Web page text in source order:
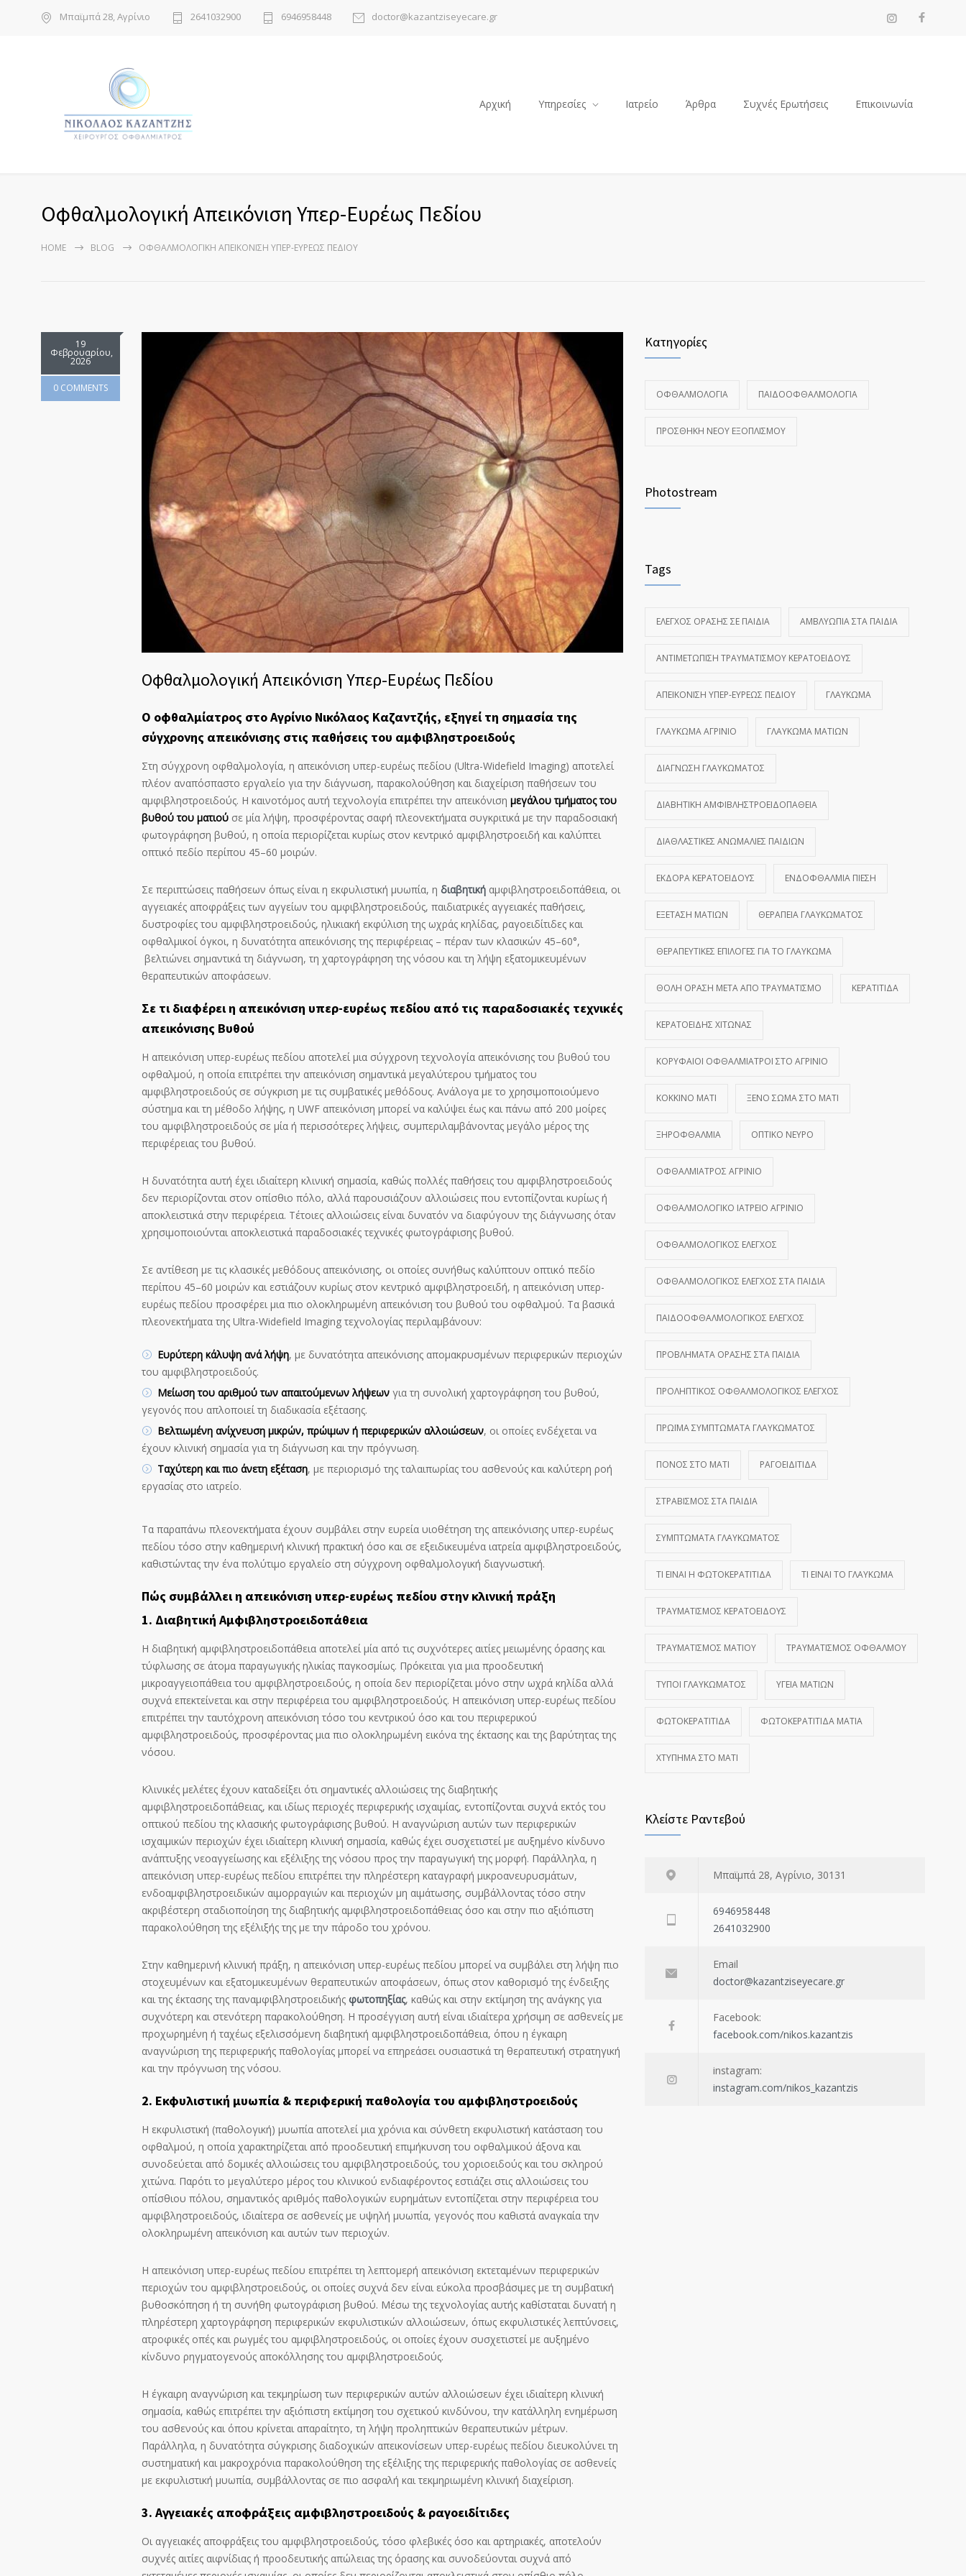
Μπαϊμπά 28, Αγρίνιο 2641032900 6946958448 doctor@kazantziseyecare.gr
Αρχική Υπηρεσίες Ιατρείο Άρθρα Συχνές Ερωτήσεις Επικοινωνία
Οφθαλμολογική Απεικόνιση Υπερ-Ευρέως Πεδίου
HOME BLOG ΟΦΘΑΛΜΟΛΟΓΙΚΉ ΑΠΕΙΚΌΝΙΣΗ ΥΠΕΡ-ΕΥΡΈΩΣ ΠΕΔΊΟΥ
19
Φεβρουαρίου,
2026
0 COMMENTS
Οφθαλμολογική Απεικόνιση Υπερ-Ευρέως Πεδίου
Ο οφθαλμίατρος στο Αγρίνιο Νικόλαος Καζαντζής, εξηγεί τη σημασία της
σύγχρονης απεικόνισης στις παθήσεις του αμφιβληστροειδούς
Στη σύγχρονη οφθαλμολογία, η απεικόνιση υπερ-ευρέως πεδίου (Ultra-Widefield Imaging) αποτελεί
πλέον αναπόσπαστο εργαλείο για την διάγνωση, παρακολούθηση και διαχείριση παθήσεων του
αμφιβληστροειδούς. Η καινοτόμος αυτή τεχνολογία επιτρέπει την απεικόνιση μεγάλου τμήματος του
βυθού του ματιού σε μία λήψη, προσφέροντας σαφή πλεονεκτήματα συγκριτικά με την παραδοσιακή
φωτογράφηση βυθού, η οποία περιορίζεται κυρίως στον κεντρικό αμφιβληστροειδή και καλύπτει
οπτικό πεδίο περίπου 45–60 μοιρών.
Σε περιπτώσεις παθήσεων όπως είναι η εκφυλιστική μυωπία, η διαβητική αμφιβληστροειδοπάθεια, οι
αγγειακές αποφράξεις των αγγείων του αμφιβληστροειδούς, παιδιατρικές αγγειακές παθήσεις,
δυστροφίες του αμφιβληστροειδούς, ηλικιακή εκφύλιση της ωχράς κηλίδας, ραγοειδίτιδες και
οφθαλμικοί όγκοι, η δυνατότητα απεικόνισης της περιφέρειας – πέραν των κλασικών 45–60°,
βελτιώνει σημαντικά τη διάγνωση, τη χαρτογράφηση της νόσου και τη λήψη εξατομικευμένων
θεραπευτικών αποφάσεων.
Σε τι διαφέρει η απεικόνιση υπερ-ευρέως πεδίου από τις παραδοσιακές τεχνικές
απεικόνισης Βυθού
Η απεικόνιση υπερ-ευρέως πεδίου αποτελεί μια σύγχρονη τεχνολογία απεικόνισης του βυθού του
οφθαλμού, η οποία επιτρέπει την απεικόνιση σημαντικά μεγαλύτερου τμήματος του
αμφιβληστροειδούς σε σύγκριση με τις συμβατικές μεθόδους. Ανάλογα με το χρησιμοποιούμενο
σύστημα και τη μέθοδο λήψης, η UWF απεικόνιση μπορεί να καλύψει έως και πάνω από 200 μοίρες
του αμφιβληστροειδούς σε μία ή περισσότερες λήψεις, συμπεριλαμβάνοντας μεγάλο μέρος της
περιφέρειας του βυθού.
Η δυνατότητα αυτή έχει ιδιαίτερη κλινική σημασία, καθώς πολλές παθήσεις του αμφιβληστροειδούς
δεν περιορίζονται στον οπίσθιο πόλο, αλλά παρουσιάζουν αλλοιώσεις που εντοπίζονται κυρίως ή
αποκλειστικά στην περιφέρεια. Τέτοιες αλλοιώσεις είναι δυνατόν να διαφύγουν της διάγνωσης όταν
χρησιμοποιούνται αποκλειστικά παραδοσιακές τεχνικές φωτογράφισης βυθού.
Σε αντίθεση με τις κλασικές μεθόδους απεικόνισης, οι οποίες συνήθως καλύπτουν οπτικό πεδίο
περίπου 45–60 μοιρών και εστιάζουν κυρίως στον κεντρικό αμφιβληστροειδή, η απεικόνιση υπερ-
ευρέως πεδίου προσφέρει μια πιο ολοκληρωμένη απεικόνιση του βυθού του οφθαλμού. Τα βασικά
πλεονεκτήματα της Ultra-Widefield Imaging τεχνολογίας περιλαμβάνουν:
Ευρύτερη κάλυψη ανά λήψη, με δυνατότητα απεικόνισης απομακρυσμένων περιφερικών περιοχών
του αμφιβληστροειδούς.
Μείωση του αριθμού των απαιτούμενων λήψεων για τη συνολική χαρτογράφηση του βυθού,
γεγονός που απλοποιεί τη διαδικασία εξέτασης.
Βελτιωμένη ανίχνευση μικρών, πρώιμων ή περιφερικών αλλοιώσεων, οι οποίες ενδέχεται να
έχουν κλινική σημασία για τη διάγνωση και την πρόγνωση.
Ταχύτερη και πιο άνετη εξέταση, με περιορισμό της ταλαιπωρίας του ασθενούς και καλύτερη ροή
εργασίας στο ιατρείο.
Τα παραπάνω πλεονεκτήματα έχουν συμβάλει στην ευρεία υιοθέτηση της απεικόνισης υπερ-ευρέως
πεδίου τόσο στην καθημερινή κλινική πρακτική όσο και σε εξειδικευμένα ιατρεία αμφιβληστροειδούς,
καθιστώντας την ένα πολύτιμο εργαλείο στη σύγχρονη οφθαλμολογική διαγνωστική.
Πώς συμβάλλει η απεικόνιση υπερ-ευρέως πεδίου στην κλινική πράξη
1. Διαβητική Αμφιβληστροειδοπάθεια
Η διαβητική αμφιβληστροειδοπάθεια αποτελεί μία από τις συχνότερες αιτίες μειωμένης όρασης και
τύφλωσης σε άτομα παραγωγικής ηλικίας παγκοσμίως. Πρόκειται για μια προοδευτική
μικροαγγειοπάθεια του αμφιβληστροειδούς, η οποία δεν περιορίζεται μόνο στην ωχρά κηλίδα αλλά
συχνά επεκτείνεται και στην περιφέρεια του αμφιβληστροειδούς. Η απεικόνιση υπερ-ευρέως πεδίου
επιτρέπει την ταυτόχρονη απεικόνιση τόσο του κεντρικού όσο και του περιφερικού
αμφιβληστροειδούς, προσφέροντας μια πιο ολοκληρωμένη εικόνα της έκτασης και της βαρύτητας της
νόσου.
Κλινικές μελέτες έχουν καταδείξει ότι σημαντικές αλλοιώσεις της διαβητικής
αμφιβληστροειδοπάθειας, και ιδίως περιοχές περιφερικής ισχαιμίας, εντοπίζονται συχνά εκτός του
οπτικού πεδίου της κλασικής φωτογράφισης βυθού. Η αναγνώριση αυτών των περιφερικών
ισχαιμικών περιοχών έχει ιδιαίτερη κλινική σημασία, καθώς έχει συσχετιστεί με αυξημένο κίνδυνο
ανάπτυξης νεοαγγείωσης και εξέλιξης της νόσου προς την παραγωγική της μορφή. Παράλληλα, η
απεικόνιση υπερ-ευρέως πεδίου επιτρέπει την πληρέστερη καταγραφή μικροανευρυσμάτων,
ενδοαμφιβληστροειδικών αιμορραγιών και περιοχών μη αιμάτωσης, συμβάλλοντας τόσο στην
ακριβέστερη σταδιοποίηση της διαβητικής αμφιβληστροειδοπάθειας όσο και στην πιο αξιόπιστη
παρακολούθηση της εξέλιξής της με την πάροδο του χρόνου.
Στην καθημερινή κλινική πράξη, η απεικόνιση υπερ-ευρέως πεδίου μπορεί να συμβάλει στη λήψη πιο
στοχευμένων και εξατομικευμένων θεραπευτικών αποφάσεων, όπως στον καθορισμό της ένδειξης
και της έκτασης της παναμφιβληστροειδικής φωτοπηξίας, καθώς και στην εκτίμηση της ανάγκης για
συχνότερη και στενότερη παρακολούθηση. Η προσέγγιση αυτή είναι ιδιαίτερα χρήσιμη σε ασθενείς με
προχωρημένη ή ταχέως εξελισσόμενη διαβητική αμφιβληστροειδοπάθεια, όπου η έγκαιρη
αναγνώριση της περιφερικής παθολογίας μπορεί να επηρεάσει ουσιαστικά τη θεραπευτική στρατηγική
και την πρόγνωση της νόσου.
2. Εκφυλιστική μυωπία & περιφερική παθολογία του αμφιβληστροειδούς
Η εκφυλιστική (παθολογική) μυωπία αποτελεί μια χρόνια και σύνθετη εκφυλιστική κατάσταση του
οφθαλμού, η οποία χαρακτηρίζεται από προοδευτική επιμήκυνση του οφθαλμικού άξονα και
συνοδεύεται από δομικές αλλοιώσεις του αμφιβληστροειδούς, του χοριοειδούς και του σκληρού
χιτώνα. Παρότι το μεγαλύτερο μέρος του κλινικού ενδιαφέροντος εστιάζει στις αλλοιώσεις του
οπίσθιου πόλου, σημαντικός αριθμός παθολογικών ευρημάτων εντοπίζεται στην περιφέρεια του
αμφιβληστροειδούς, ιδιαίτερα σε ασθενείς με υψηλή μυωπία, γεγονός που καθιστά αναγκαία την
ολοκληρωμένη απεικόνιση και αυτών των περιοχών.
Η απεικόνιση υπερ-ευρέως πεδίου επιτρέπει τη λεπτομερή απεικόνιση εκτεταμένων περιφερικών
περιοχών του αμφιβληστροειδούς, οι οποίες συχνά δεν είναι εύκολα προσβάσιμες με τη συμβατική
βυθοσκόπηση ή τη συνήθη φωτογράφιση βυθού. Μέσω της τεχνολογίας αυτής καθίσταται δυνατή η
πληρέστερη χαρτογράφηση περιφερικών εκφυλιστικών αλλοιώσεων, όπως εκφυλιστικές λεπτύνσεις,
ατροφικές οπές και ρωγμές του αμφιβληστροειδούς, οι οποίες έχουν συσχετιστεί με αυξημένο
κίνδυνο ρηγματογενούς αποκόλλησης του αμφιβληστροειδούς.
Η έγκαιρη αναγνώριση και τεκμηρίωση των περιφερικών αυτών αλλοιώσεων έχει ιδιαίτερη κλινική
σημασία, καθώς επιτρέπει την αξιόπιστη εκτίμηση του σχετικού κινδύνου, την κατάλληλη ενημέρωση
του ασθενούς και όπου κρίνεται απαραίτητο, τη λήψη προληπτικών θεραπευτικών μέτρων.
Παράλληλα, η δυνατότητα σύγκρισης διαδοχικών απεικονίσεων υπερ-ευρέως πεδίου διευκολύνει τη
συστηματική και μακροχρόνια παρακολούθηση της εξέλιξης της περιφερικής παθολογίας σε ασθενείς
με εκφυλιστική μυωπία, συμβάλλοντας σε πιο ασφαλή και τεκμηριωμένη κλινική διαχείριση.
3. Αγγειακές αποφράξεις αμφιβληστροειδούς & ραγοειδίτιδες
Οι αγγειακές αποφράξεις του αμφιβληστροειδούς, τόσο φλεβικές όσο και αρτηριακές, αποτελούν
συχνές αιτίες αιφνίδιας ή προοδευτικής απώλειας της όρασης και συνοδεύονται συχνά από
Κατηγορίες
ΟΦΘΑΛΜΟΛΟΓΊΑ ΠΑΙΔΟΟΦΘΑΛΜΟΛΟΓΊΑ
ΠΡΟΣΘΉΚΗ ΝΈΟΥ ΕΞΟΠΛΙΣΜΟΎ
Photostream
Tags
ΈΛΕΓΧΟΣ ΌΡΑΣΗΣ ΣΕ ΠΑΙΔΙΆ ΑΜΒΛΥΩΠΊΑ ΣΤΑ ΠΑΙΔΙΆ
ΑΝΤΙΜΕΤΏΠΙΣΗ ΤΡΑΥΜΑΤΙΣΜΟΎ ΚΕΡΑΤΟΕΙΔΟΎΣ
ΑΠΕΙΚΌΝΙΣΗ ΥΠΕΡ-ΕΥΡΈΩΣ ΠΕΔΊΟΥ ΓΛΑΎΚΩΜΑ
ΓΛΑΎΚΩΜΑ ΑΓΡΊΝΙΟ ΓΛΑΎΚΩΜΑ ΜΑΤΙΏΝ
ΔΙΆΓΝΩΣΗ ΓΛΑΥΚΏΜΑΤΟΣ
ΔΙΑΒΗΤΙΚΉ ΑΜΦΙΒΛΗΣΤΡΟΕΙΔΟΠΆΘΕΙΑ
ΔΙΑΘΛΑΣΤΙΚΈΣ ΑΝΩΜΑΛΊΕΣ ΠΑΙΔΙΏΝ
ΕΚΔΟΡΆ ΚΕΡΑΤΟΕΙΔΟΎΣ ΕΝΔΟΦΘΆΛΜΙΑ ΠΊΕΣΗ
ΕΞΈΤΑΣΗ ΜΑΤΙΏΝ ΘΕΡΑΠΕΊΑ ΓΛΑΥΚΏΜΑΤΟΣ
ΘΕΡΑΠΕΥΤΙΚΈΣ ΕΠΙΛΟΓΈΣ ΓΙΑ ΤΟ ΓΛΑΎΚΩΜΑ
ΘΟΛΉ ΌΡΑΣΗ ΜΕΤΆ ΑΠΌ ΤΡΑΥΜΑΤΙΣΜΌ ΚΕΡΑΤΊΤΙΔΑ
ΚΕΡΑΤΟΕΙΔΉΣ ΧΙΤΏΝΑΣ
ΚΟΡΥΦΑΊΟΙ ΟΦΘΑΛΜΊΑΤΡΟΙ ΣΤΟ ΑΓΡΊΝΙΟ
ΚΌΚΚΙΝΟ ΜΆΤΙ ΞΈΝΟ ΣΏΜΑ ΣΤΟ ΜΆΤΙ
ΞΗΡΟΦΘΑΛΜΊΑ ΟΠΤΙΚΌ ΝΕΎΡΟ
ΟΦΘΑΛΜΊΑΤΡΟΣ ΑΓΡΊΝΙΟ
ΟΦΘΑΛΜΟΛΟΓΙΚΌ ΙΑΤΡΕΊΟ ΑΓΡΊΝΙΟ
ΟΦΘΑΛΜΟΛΟΓΙΚΌΣ ΈΛΕΓΧΟΣ
ΟΦΘΑΛΜΟΛΟΓΙΚΌΣ ΈΛΕΓΧΟΣ ΣΤΑ ΠΑΙΔΙΆ
ΠΑΙΔΟΟΦΘΑΛΜΟΛΟΓΙΚΌΣ ΈΛΕΓΧΟΣ
ΠΡΟΒΛΉΜΑΤΑ ΌΡΑΣΗΣ ΣΤΑ ΠΑΙΔΙΆ
ΠΡΟΛΗΠΤΙΚΌΣ ΟΦΘΑΛΜΟΛΟΓΙΚΌΣ ΈΛΕΓΧΟΣ
ΠΡΏΙΜΑ ΣΥΜΠΤΏΜΑΤΑ ΓΛΑΥΚΏΜΑΤΟΣ
ΠΌΝΟΣ ΣΤΟ ΜΆΤΙ ΡΑΓΟΕΙΔΊΤΙΔΑ
ΣΤΡΑΒΙΣΜΌΣ ΣΤΑ ΠΑΙΔΙΆ
ΣΥΜΠΤΏΜΑΤΑ ΓΛΑΥΚΏΜΑΤΟΣ
ΤΙ ΕΊΝΑΙ Η ΦΩΤΟΚΕΡΑΤΊΤΙΔΑ ΤΙ ΕΊΝΑΙ ΤΟ ΓΛΑΎΚΩΜΑ
ΤΡΑΥΜΑΤΙΣΜΌΣ ΚΕΡΑΤΟΕΙΔΟΎΣ
ΤΡΑΥΜΑΤΙΣΜΌΣ ΜΑΤΙΟΎ ΤΡΑΥΜΑΤΙΣΜΌΣ ΟΦΘΑΛΜΟΎ
ΤΎΠΟΙ ΓΛΑΥΚΏΜΑΤΟΣ ΥΓΕΊΑ ΜΑΤΙΏΝ
ΦΩΤΟΚΕΡΑΤΊΤΙΔΑ ΦΩΤΟΚΕΡΑΤΊΤΙΔΑ ΜΆΤΙΑ
ΧΤΎΠΗΜΑ ΣΤΟ ΜΆΤΙ
Κλείστε Ραντεβού
Μπαϊμπά 28, Αγρίνιο, 30131
6946958448
2641032900
Email
doctor@kazantziseyecare.gr
Facebook:
facebook.com/nikos.kazantzis
instagram:
instagram.com/nikos_kazantzis